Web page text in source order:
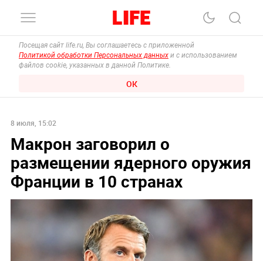
Посещая сайт life.ru, Вы соглашаетесь с приложенной
Политикой обработки Персональных данных и с использованием
файлов cookie, указанных в данной Политике.
ОК
8 июля, 15:02
Макрон заговорил о
размещении ядерного оружия
Франции в 10 странах